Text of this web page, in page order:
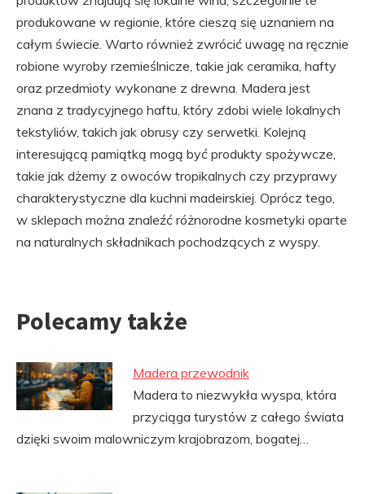
produkowane w regionie, które cieszą się uznaniem na
całym świecie. Warto również zwrócić uwagę na ręcznie
robione wyroby rzemieślnicze, takie jak ceramika, hafty
oraz przedmioty wykonane z drewna. Madera jest
znana z tradycyjnego haftu, który zdobi wiele lokalnych
tekstyliów, takich jak obrusy czy serwetki. Kolejną
interesującą pamiątką mogą być produkty spożywcze,
takie jak dżemy z owoców tropikalnych czy przyprawy
charakterystyczne dla kuchni madeirskiej. Oprócz tego,
w sklepach można znaleźć różnorodne kosmetyki oparte
na naturalnych składnikach pochodzących z wyspy.
Polecamy także
Madera przewodnik
Madera to niezwykła wyspa, która
przyciąga turystów z całego świata
dzięki swoim malowniczym krajobrazom, bogatej…